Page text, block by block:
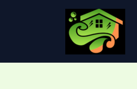
تخطي
المحتوى